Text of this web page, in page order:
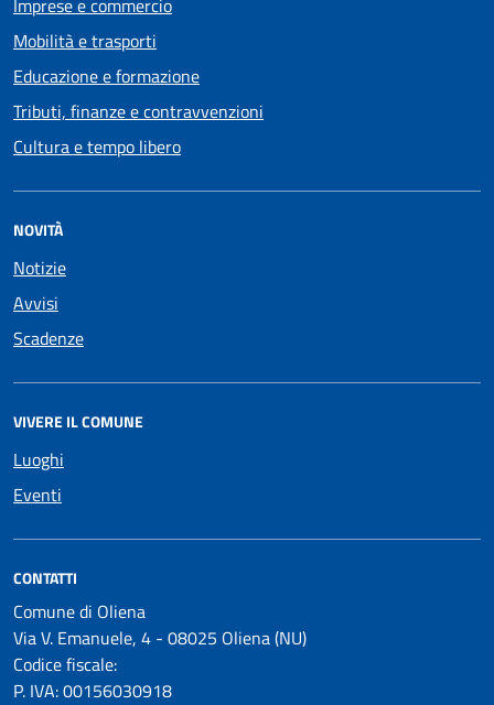
Imprese e commercio
Mobilità e trasporti
Educazione e formazione
Tributi, finanze e contravvenzioni
Cultura e tempo libero
NOVITÀ
Notizie
Avvisi
Scadenze
VIVERE IL COMUNE
Luoghi
Eventi
CONTATTI
Comune di Oliena
Via V. Emanuele, 4 - 08025 Oliena (NU)
Codice fiscale:
P. IVA: 00156030918